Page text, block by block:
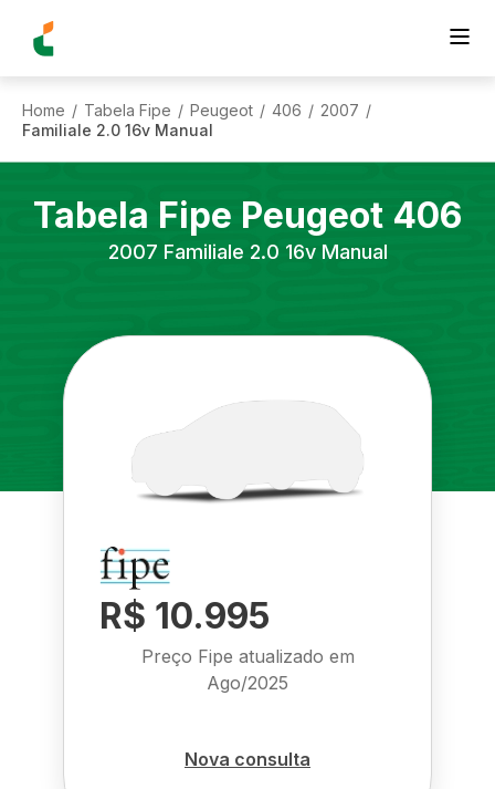
Home / Tabela Fipe / Peugeot / 406 / 2007 /
Familiale 2.0 16v Manual
Tabela Fipe Peugeot 406
2007 Familiale 2.0 16v Manual
R$ 10.995
Preço Fipe atualizado em
Ago/2025
Nova consulta